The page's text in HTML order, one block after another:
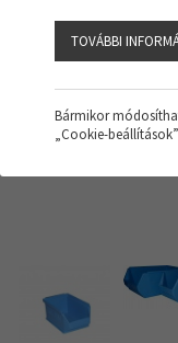
TOVÁBBI
Bármikor
„Cookie-